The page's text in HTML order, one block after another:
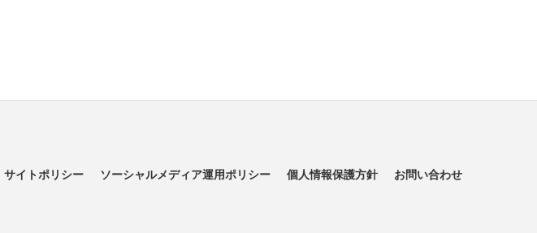
サイトポリシー ソーシャルメディア運用ポリシー 個人情報保護方針 お問い合わせ